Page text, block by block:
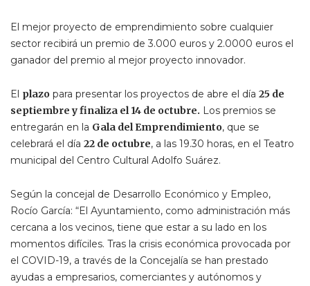
El mejor proyecto de emprendimiento sobre cualquier
sector recibirá un premio de 3.000 euros y 2.0000 euros el
ganador del premio al mejor proyecto innovador.
El plazo para presentar los proyectos de abre el día 25 de
septiembre y finaliza el 14 de octubre. Los premios se
entregarán en la Gala del Emprendimiento, que se
celebrará el día 22 de octubre, a las 19.30 horas, en el Teatro
municipal del Centro Cultural Adolfo Suárez.
Según la concejal de Desarrollo Económico y Empleo,
Rocío García: “El Ayuntamiento, como administración más
cercana a los vecinos, tiene que estar a su lado en los
momentos difíciles. Tras la crisis económica provocada por
el COVID-19, a través de la Concejalía se han prestado
ayudas a empresarios, comerciantes y autónomos y